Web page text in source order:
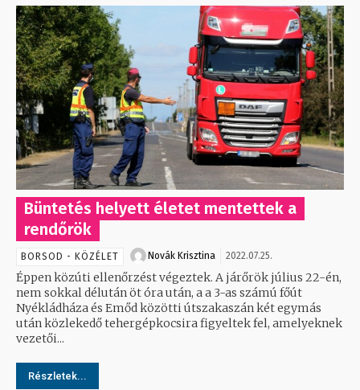
Büntetés helyett életet mentettek a
rendőrök
BORSOD - KÖZÉLET Novák Krisztina 2022.07.25.
Éppen közúti ellenőrzést végeztek. A járőrök július 22-én,
nem sokkal délután öt óra után, a a 3-as számú főút
Nyékládháza és Emőd közötti útszakaszán két egymás
után közlekedő tehergépkocsira figyeltek fel, amelyeknek
vezetői...
Részletek...